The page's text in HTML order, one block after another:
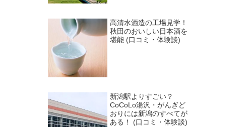
高清水酒造の工場見学！
秋田のおいしい日本酒を
堪能 (口コミ・体験談)
新潟駅よりすごい？
CoCoLo湯沢・がんぎど
おりには新潟のすべてが
ある！ (口コミ・体験談)